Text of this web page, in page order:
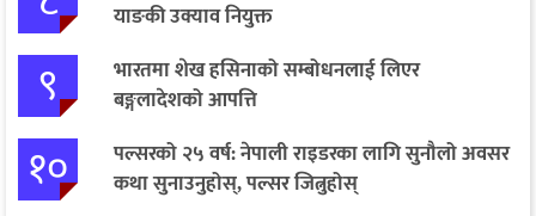
याङकी उक्याव नियुक्त
९
भारतमा शेख हसिनाको सम्बोधनलाई लिएर
बङ्गलादेशको आपत्ति
१०
पल्सरको २५ वर्ष: नेपाली राइडरका लागि सुनौलो अवसर
कथा सुनाउनुहोस्, पल्सर जित्नुहोस्